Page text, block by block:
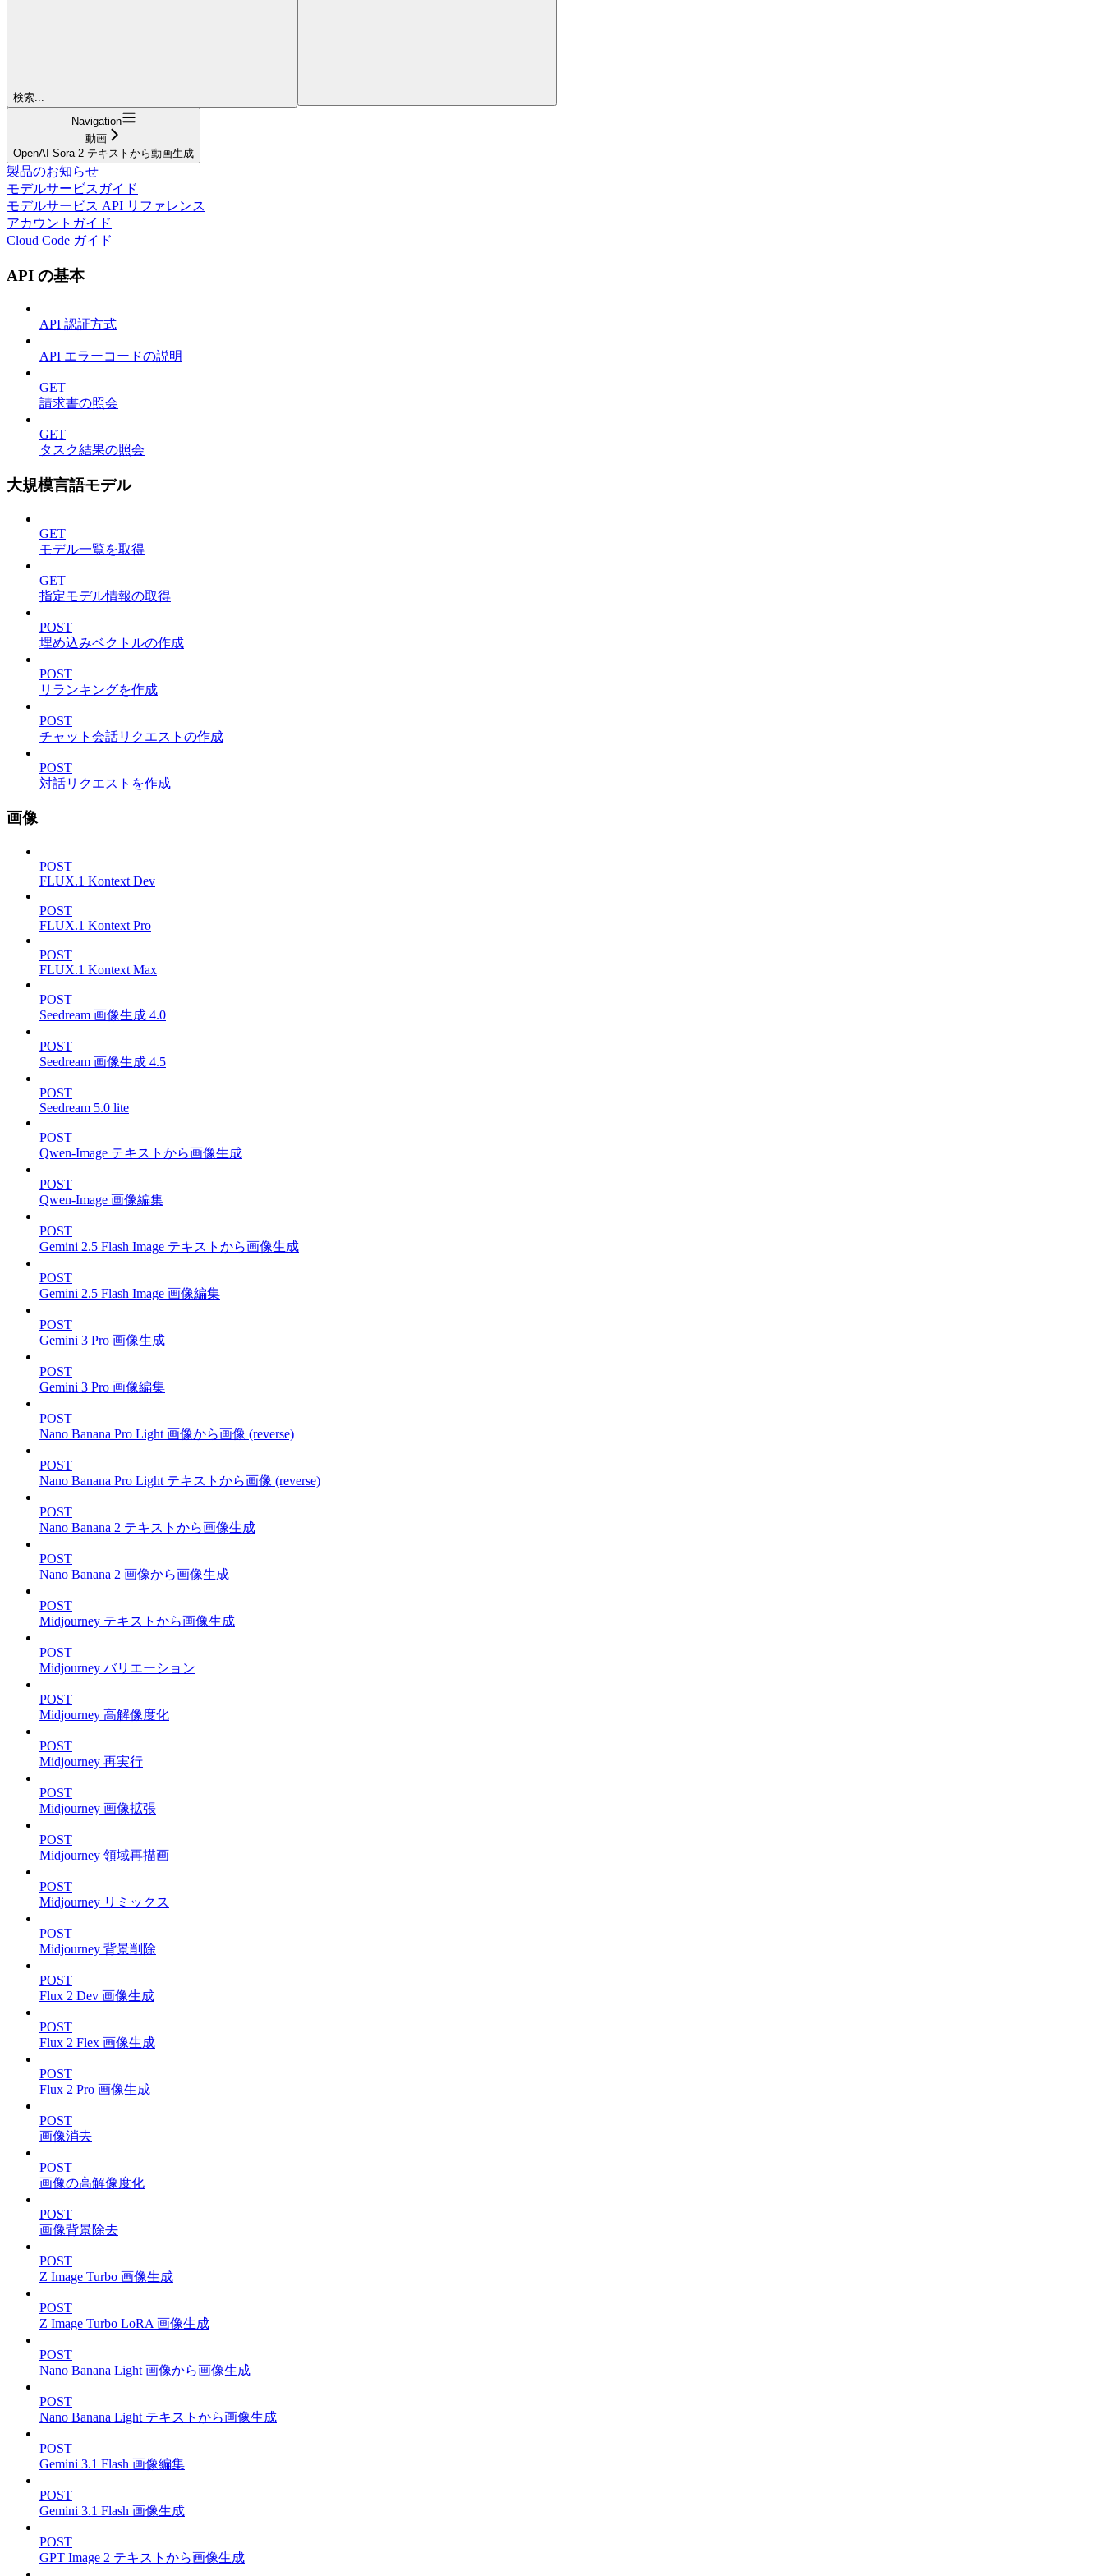
検索...
Navigation
動画
OpenAI Sora 2 テキストから動画生成
製品のお知らせ
モデルサービスガイド
モデルサービス API リファレンス
アカウントガイド
Cloud Code ガイド
API の基本
API 認証方式
API エラーコードの説明
GET
請求書の照会
GET
タスク結果の照会
大規模言語モデル
GET
モデル一覧を取得
GET
指定モデル情報の取得
POST
埋め込みベクトルの作成
POST
リランキングを作成
POST
チャット会話リクエストの作成
POST
対話リクエストを作成
画像
POST
FLUX.1 Kontext Dev
POST
FLUX.1 Kontext Pro
POST
FLUX.1 Kontext Max
POST
Seedream 画像生成 4.0
POST
Seedream 画像生成 4.5
POST
Seedream 5.0 lite
POST
Qwen-Image テキストから画像生成
POST
Qwen-Image 画像編集
POST
Gemini 2.5 Flash Image テキストから画像生成
POST
Gemini 2.5 Flash Image 画像編集
POST
Gemini 3 Pro 画像生成
POST
Gemini 3 Pro 画像編集
POST
Nano Banana Pro Light 画像から画像 (reverse)
POST
Nano Banana Pro Light テキストから画像 (reverse)
POST
Nano Banana 2 テキストから画像生成
POST
Nano Banana 2 画像から画像生成
POST
Midjourney テキストから画像生成
POST
Midjourney バリエーション
POST
Midjourney 高解像度化
POST
Midjourney 再実行
POST
Midjourney 画像拡張
POST
Midjourney 領域再描画
POST
Midjourney リミックス
POST
Midjourney 背景削除
POST
Flux 2 Dev 画像生成
POST
Flux 2 Flex 画像生成
POST
Flux 2 Pro 画像生成
POST
画像消去
POST
画像の高解像度化
POST
画像背景除去
POST
Z Image Turbo 画像生成
POST
Z Image Turbo LoRA 画像生成
POST
Nano Banana Light 画像から画像生成
POST
Nano Banana Light テキストから画像生成
POST
Gemini 3.1 Flash 画像編集
POST
Gemini 3.1 Flash 画像生成
POST
GPT Image 2 テキストから画像生成